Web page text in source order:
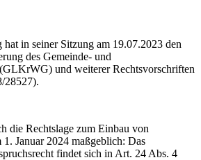
in seiner Sitzung am 19.07.2023 den
des Gemeinde- und
und weiterer Rechtsvorschriften
28527).
die Rechtslage zum Einbau von
Januar 2024 maßgeblich: Das
findet sich in Art. 24 Abs. 4